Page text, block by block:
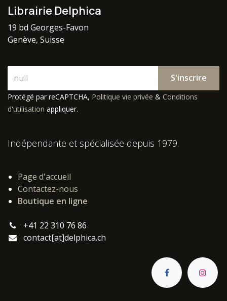
Librairie Delphica
19 bd Georges-Favon
Genève, Suisse
S'inscrire
Protégé par reCAPTCHA, Politique vie privée & Conditions
d'utilisation appliquer.
Indépendante et spécialisée depuis 1979.
Page d'accueil
Contactez-nous
Boutique en ligne
+41 22 310 76 86
contact[at]delphica.ch